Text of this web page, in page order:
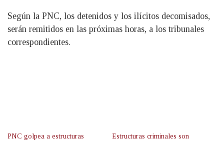
Según la PNC, los detenidos y los ilícitos decomisados,
serán remitidos en las próximas horas, a los tribunales
correspondientes.
PNC golpea a estructuras Estructuras criminales son